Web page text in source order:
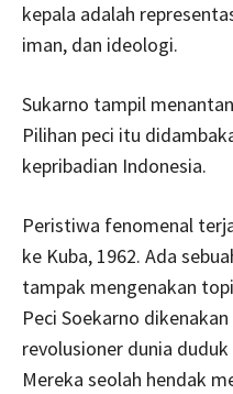
kepala adalah
iman, dan ideologi.
Sukarno tampil
Pilihan peci itu
kepribadian Indonesia.
Peristiwa fenomenal
ke Kuba, 1962. Ada
tampak mengenakan
Peci Soekarno
revolusioner dunia
Mereka seolah hendak